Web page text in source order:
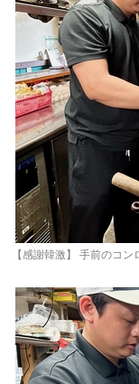
【感謝韓激】 手前のコ